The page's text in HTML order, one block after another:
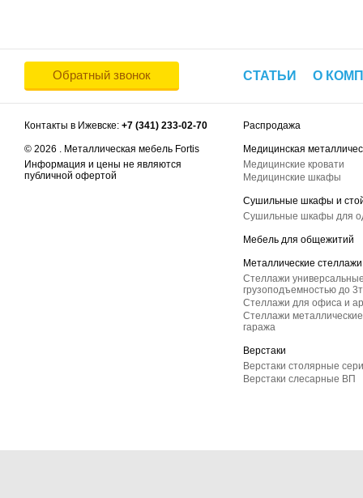
Обратный звонок СТАТЬИ О
Контакты в Ижевске: +7 (341) 233-02-70
© 2026 . Металлическая мебель Fortis
Информация и цены не являются
публичной офертой
Распродажа
Медицинская
Медицинские кровати
Медицинские шкафы
Сушильные шкафы и
Сушильные шкафы для
Мебель для общежитий
Металлические стеллажи
Стеллажи
грузоподъемностью до
Стеллажи для офиса и
Стеллажи
гаража
Верстаки
Верстаки столярные
Верстаки слесарные ВП